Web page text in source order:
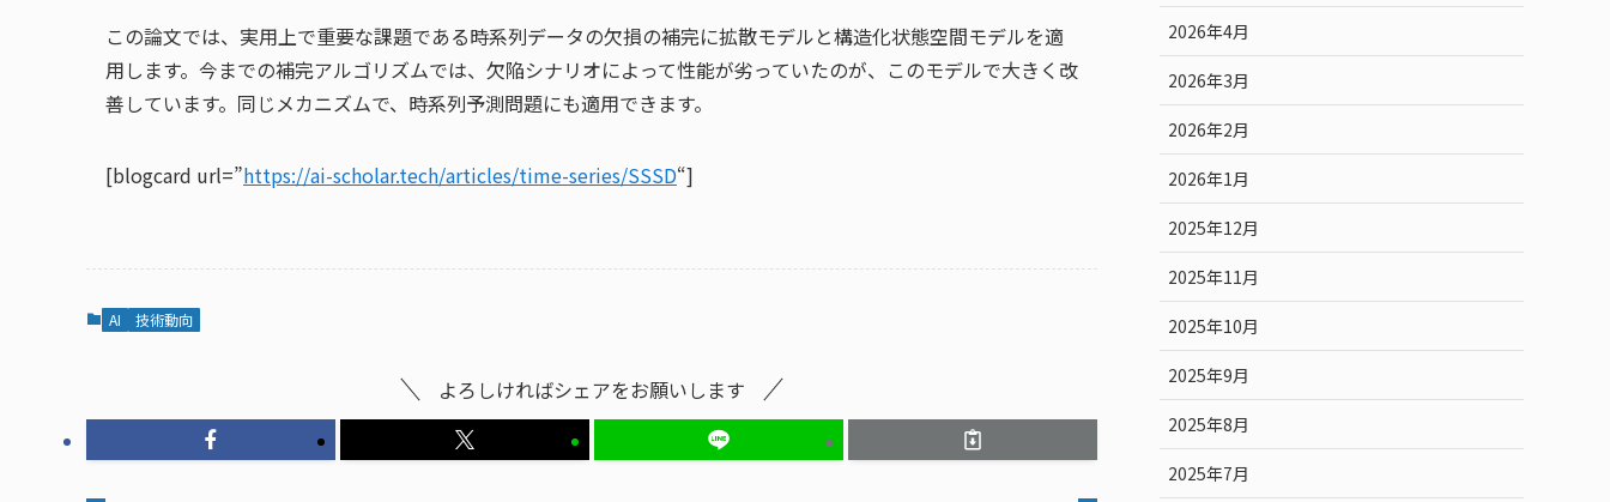
この論文では、実用上で重要な課題である時系列データの欠損の補完に拡散モデルと構造化状態空間モデルを適
用します。今までの補完アルゴリズムでは、欠陥シナリオによって性能が劣っていたのが、このモデルで大きく改
善しています。同じメカニズムで、時系列予測問題にも適用できます。
[blogcard url=”https://ai-scholar.tech/articles/time-series/SSSD“]
AI 技術動向
よろしければシェアをお願いします
2026年4月
2026年3月
2026年2月
2026年1月
2025年12月
2025年11月
2025年10月
2025年9月
2025年8月
2025年7月